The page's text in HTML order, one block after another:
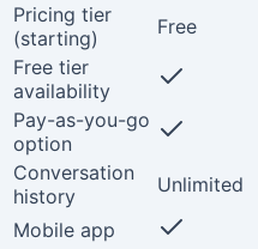
Pricing tier
(starting)
Free
Free tier
availability
Pay-as-you-go
option
Conversation
history
Unlimited
Mobile app